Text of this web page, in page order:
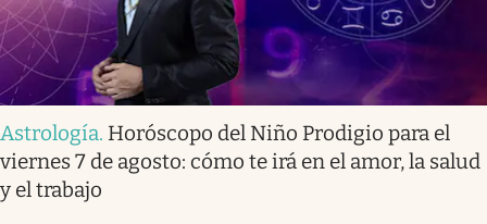
Astrología. Horóscopo del Niño Prodigio para el
viernes 7 de agosto: cómo te irá en el amor, la salud
y el trabajo